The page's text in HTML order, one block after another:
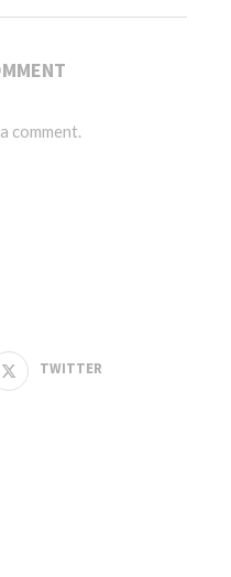
comment.
TWITTER